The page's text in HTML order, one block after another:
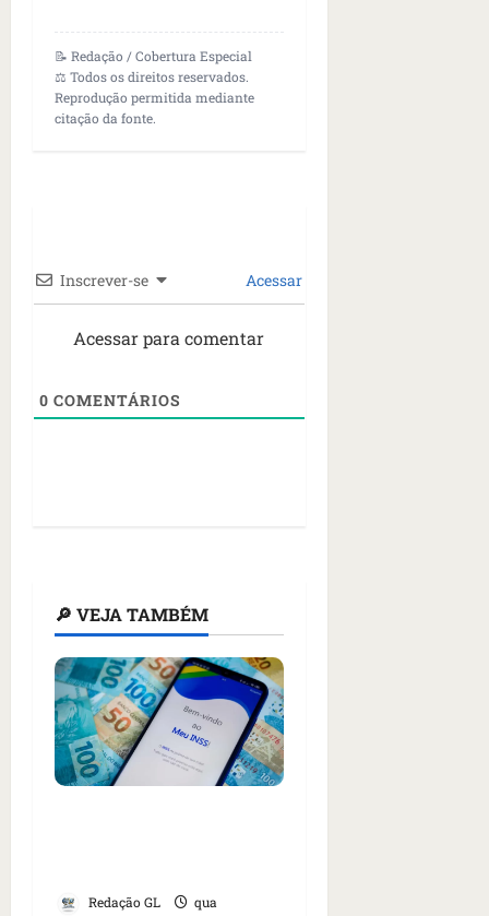
📝 Redação / Cobertura Especial
⚖️ Todos os direitos reservados.
Reprodução permitida mediante
citação da fonte.
Inscrever-se Acessar
Acessar para comentar
0 COMENTÁRIOS
🔎 VEJA TAMBÉM
Redação GL qua